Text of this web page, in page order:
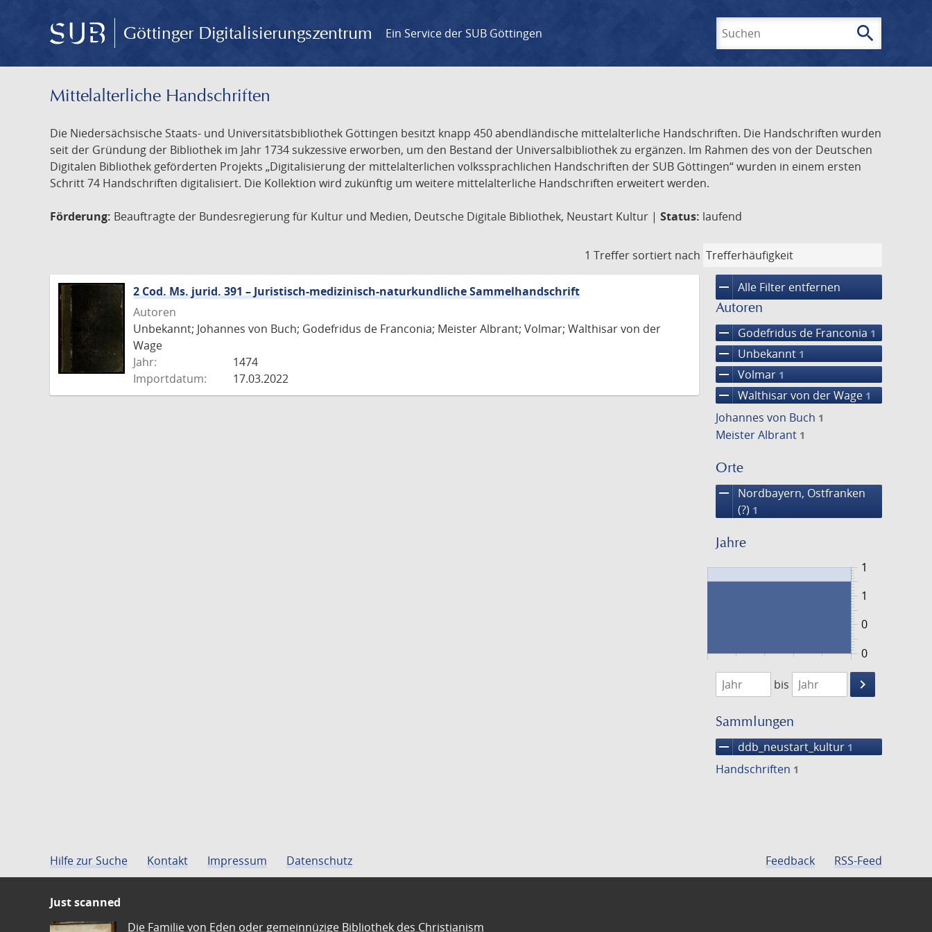
Göttinger Digitalisierungszentrum Ein Service der SUB Göttingen search
Mittelalterliche Handschriften
Die Niedersächsische Staats- und Universitätsbibliothek Göttingen besitzt knapp 450 abendländische mittelalterliche Handschriften. Die Handschriften wurden
seit der Gründung der Bibliothek im Jahr 1734 sukzessive erworben, um den Bestand der Universalbibliothek zu ergänzen. Im Rahmen des von der Deutschen
Digitalen Bibliothek geförderten Projekts „Digitalisierung der mittelalterlichen volkssprachlichen Handschriften der SUB Göttingen“ wurden in einem ersten
Schritt 74 Handschriften digitalisiert. Die Kollektion wird zukünftig um weitere mittelalterliche Handschriften erweitert werden.
Förderung: Beauftragte der Bundesregierung für Kultur und Medien, Deutsche Digitale Bibliothek, Neustart Kultur | Status: laufend
1 Treffer sortiert nach
remove Alle Filter entfernen
Autoren
remove Godefridus de Franconia 1
remove Unbekannt 1
remove Volmar 1
remove Walthisar von der Wage 1
Johannes von Buch 1
Meister Albrant 1
Orte
remove
Nordbayern, Ostfranken
(?) 1
Jahre
0
1
0
1
1474
1475
bis
keyboard_arrow_right
Suche
Sammlungen
remove ddb_neustart_kultur 1
Handschriften 1
2 Cod. Ms. jurid. 391 – Juristisch-medizinisch-naturkundliche Sammelhandschrift
Autoren
Unbekannt; Johannes von Buch; Godefridus de Franconia; Meister Albrant; Volmar; Walthisar von der
Wage
Jahr:
1474
Importdatum:
17.03.2022
Hilfe zur Suche Kontakt Impressum Datenschutz Feedback RSS-Feed
Just scanned
Die Familie von Eden oder gemeinnüzige Bibliothek des Christianism